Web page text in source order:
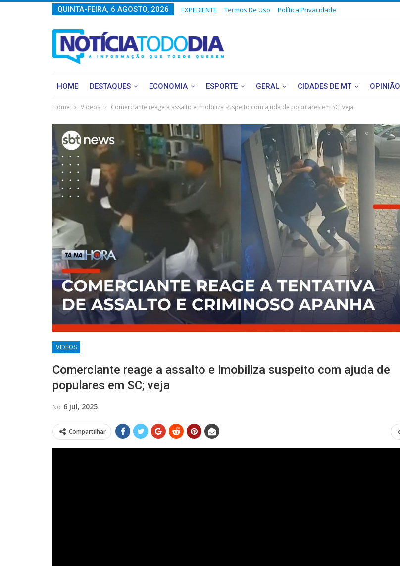
QUINTA-FEIRA, 6 AGOSTO, 2026 EXPEDIENTE Termos De Uso Política Privacidade
HOME DESTAQUES ECONOMIA ESPORTE GERAL CIDADES DE MT OPINIÃO
Home Videos Comerciante reage a assalto e imobiliza suspeito com ajuda de populares em SC; veja
VIDEOS
Comerciante reage a assalto e imobiliza suspeito com ajuda de
populares em SC; veja
No 6 jul, 2025
Compartilhar